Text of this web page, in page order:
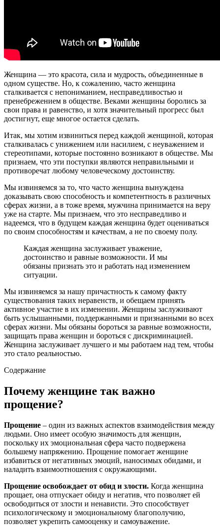
Женщина — это красота, сила и мудрость, объединенные в
одном существе. Но, к сожалению, часто женщина
сталкивается с непониманием, несправедливостью и
пренебрежением в обществе. Веками женщины боролись за
свои права и равенство, и хотя значительный прогресс был
достигнут, еще многое остается сделать.
Итак, мы хотим извиниться перед каждой женщиной, которая
сталкивалась с унижением или насилием, с неуважением и
стереотипами, которые постоянно возникают в обществе. Мы
признаем, что эти поступки являются неправильными и
противоречат любому человеческому достоинству.
Мы извиняемся за то, что часто женщина вынуждена
доказывать свою способность и компетентность в различных
сферах жизни, а в тоже время, мужчина принимается на веру
уже на старте. Мы признаем, что это несправедливо и
надеемся, что в будущем каждая женщина будет оцениваться
по своим способностям и качествам, а не по своему полу.
Каждая женщина заслуживает уважение,
достоинство и равные возможности. И мы
обязаны признать это и работать над изменением
ситуации.
Мы извиняемся за нашу причастность к самому факту
существования таких неравенств, и обещаем принять
активное участие в их изменении. Женщины заслуживают
быть услышанными, поддержанными и признанными во всех
сферах жизни. Мы обязаны бороться за равные возможности,
защищать права женщин и бороться с дискриминацией.
Женщина заслуживает лучшего и мы работаем над тем, чтобы
это стало реальностью.
Содержание
Почему женщине так важно
прощение?
Прощение – один из важных аспектов взаимодействия между
людьми. Оно имеет особую значимость для женщин,
поскольку их эмоциональная сфера часто подвержена
большему напряжению. Прощение помогает женщине
избавиться от негативных эмоций, наносимых обидами, и
наладить взаимоотношения с окружающими.
Прощение освобождает от обид и злости. Когда женщина
прощает, она отпускает обиду и негатив, что позволяет ей
освободиться от злости и ненависти. Это способствует
психологическому и эмоциональному благополучию,
позволяет укрепить самооценку и самоуважение.